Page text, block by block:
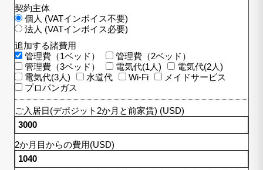
契約主体
個人 (VATインボイス不要)
法人 (VATインボイス必要)
追加する諸費用
管理費（1ベッド）
管理費（2ベッド）
管理費（3ベッド）
電気代(1人)
電気代(2人)
電気代(3人)
水道代 Wi-Fi
メイドサービス
プロパンガス
ご入居日(デポジット2か月と前家賃) (USD)
2か月目からの費用(USD)